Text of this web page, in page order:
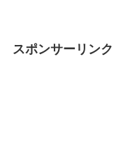
スポンサーリンク